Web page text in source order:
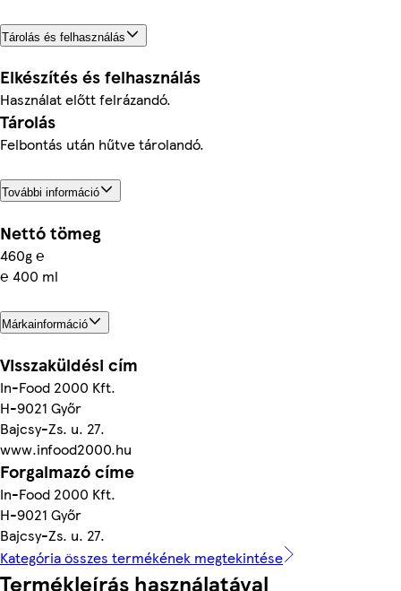
Tárolás és felhasználás
Elkészítés és felhasználás
Használat előtt felrázandó.
Tárolás
Felbontás után hűtve tárolandó.
További információ
Nettó tömeg
460g ℮
℮ 400 ml
Márkainformáció
Visszaküldési cím
In-Food 2000 Kft.
H-9021 Győr
Bajcsy-Zs. u. 27.
www.infood2000.hu
Forgalmazó címe
In-Food 2000 Kft.
H-9021 Győr
Bajcsy-Zs. u. 27.
Kategória összes termékének megtekintése
Termékleírás használatával